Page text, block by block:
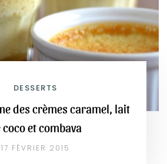
DESSERTS
des crèmes caramel, lait
coco et combava
17 FÉVRIER 2015